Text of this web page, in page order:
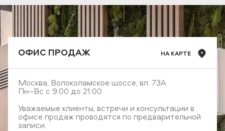
ОФИС ПРОДАЖ НА КАРТЕ
Москва, Волоколамское шоссе, вл. 73А
Пн–Вс с 9:00 до 21:00
Уважаемые клиенты, встречи и консультации в
офисе продаж проводятся по предварительной
записи.